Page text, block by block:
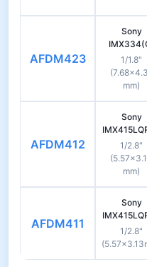
AFDM423
Sony
1/1.8"
mm)
AFDM412
Sony
1/2.8"
mm)
AFDM411
Sony
1/2.8"